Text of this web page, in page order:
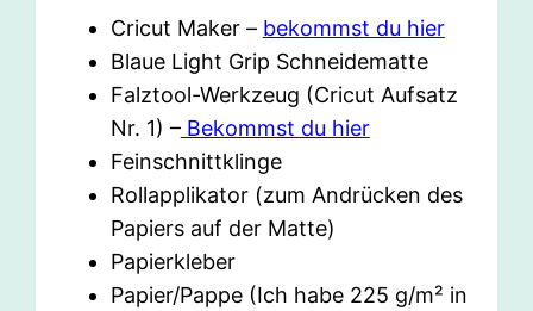
Cricut Maker – bekommst du hier
Blaue Light Grip Schneidematte
Falztool-Werkzeug (Cricut Aufsatz
Nr. 1) –Bekommst du hier
Feinschnittklinge
Rollapplikator (zum Andrücken des
Papiers auf der Matte)
Papierkleber
Papier/Pappe (Ich habe 225 g/m² in